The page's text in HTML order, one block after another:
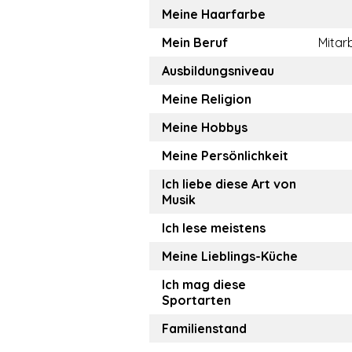
Meine Haarfarbe
Mein Beruf
Ausbildungsniveau
Meine Religion
Meine Hobbys
Meine Persönlichkeit
Ich liebe diese Art von
Musik
Ich lese meistens
Meine Lieblings-Küche
Ich mag diese
Sportarten
Familienstand